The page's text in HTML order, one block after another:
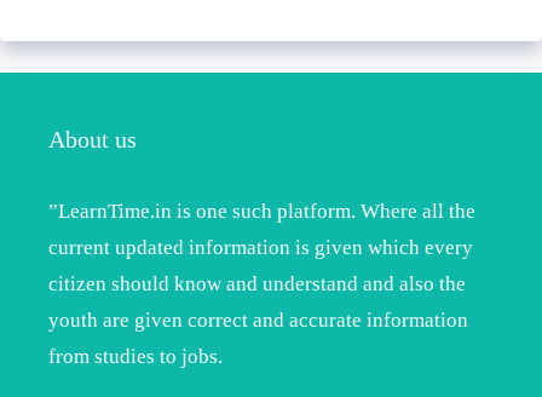
About us
”LearnTime.in is one such platform. Where all the
current updated information is given which every
citizen should know and understand and also the
youth are given correct and accurate information
from studies to jobs.